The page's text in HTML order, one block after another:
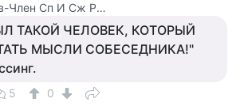
Вадим Козлов-Член Сп И Сж России.будут Вопросы -Звоните 8 926 571 18 95
ТАКОЙ ЧЕЛОВЕК, КОТОРЫЙ
МЫСЛИ СОБЕСЕДНИКА!"
5 0